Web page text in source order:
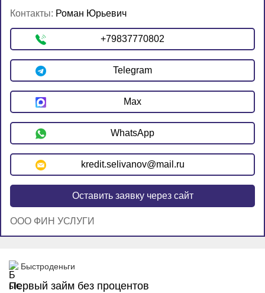
Контакты: Роман Юрьевич
+79837770802
Telegram
Max
WhatsApp
kredit.selivanov@mail.ru
Оставить заявку через сайт
OOO ФИН УСЛУГИ
Быстроденьги
Первый займ без процентов